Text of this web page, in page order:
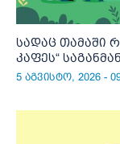
სადაც თამაში
კაფეს“
5 აგვისტო, 2026 -